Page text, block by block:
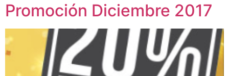
Promoción Diciembre 2017